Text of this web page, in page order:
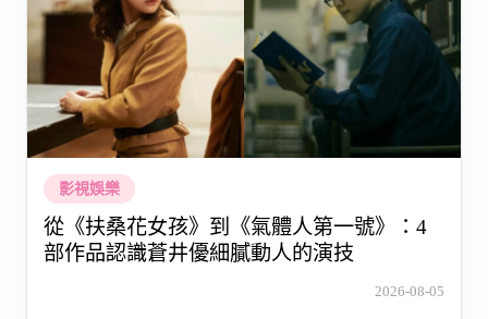
影視娛樂
從《扶桑花女孩》到《氣體人第一號》：4
部作品認識蒼井優細膩動人的演技
2026-08-05